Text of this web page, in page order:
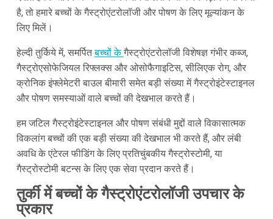
है, तो हमारे बच्चों के गैस्ट्रोएंटरोलॉजी और पोषण के लिए मूल्यांकन के
लिए मिलें।
हेल्दी तुर्किये में, समर्पितबच्चों केगैस्ट्रोएंटरोलॉजी विशेषज्ञ गंभीर कब्ज,
गैस्ट्रोएसोफेजियल रिफ्लक्स और ओसोफैगाइटिस, सीलिएक रोग, और
क्रोनिक इंफ्लेमेटरी बाउल बीमारी समेत बड़ी संख्या में गैस्ट्रोइंटेस्टाइनल
और पोषण समस्याओं वाले बच्चों की देखभाल करते हैं।
हम जटिल गैस्ट्रोइंटेस्टाइनल और पोषण संबंधी मुद्दों वाले विकासात्मक
विकलांग बच्चों की एक बड़ी संख्या की देखभाल भी करते हैं, और लंबी
अवधि के एंटेरल फीडिंग के लिए प्रतिचुंबकीय गैस्ट्रोस्टोमी, या
गैस्ट्रोस्टोमी बटन्स के लिए एक सेवा प्रदान करते हैं।
तुर्की में बच्चों के गैस्ट्रोएंटरोलॉजी उपचार के
प्रकार